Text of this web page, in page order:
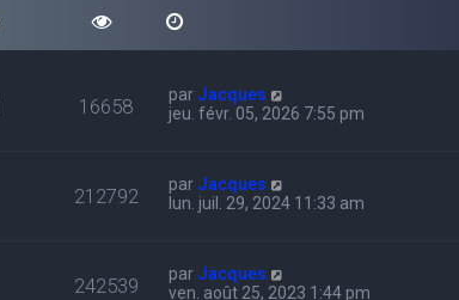
16658 par Jacques
jeu. févr. 05, 2026 7:55 pm
212792 par Jacques
lun. juil. 29, 2024 11:33 am
242539 par Jacques
ven. août 25, 2023 1:44 pm